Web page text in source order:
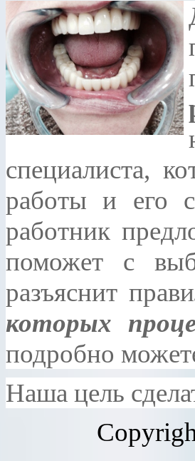
специалиста,
работы и его
работник
поможет с
разъяснит
которых
подробно
Наша цель